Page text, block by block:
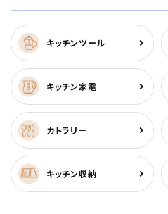
キッチンツール
キッチン家電
カトラリー
キッチン収納